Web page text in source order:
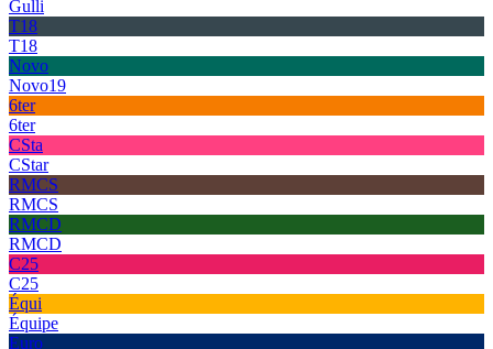
Gulli
T18
T18
Novo
Novo19
6ter
6ter
CSta
CStar
RMCS
RMCS
RMCD
RMCD
C25
C25
Équi
Équipe
Euro